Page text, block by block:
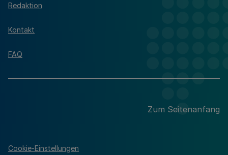
Redaktion
Kontakt
FAQ
Zum Seitenanfang
Cookie-Einstellungen